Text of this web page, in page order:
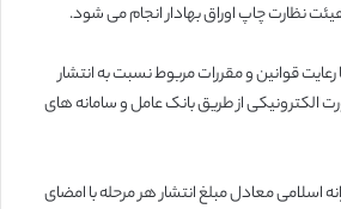
نظارت چاپ اوراق بهادار انجام می شود.
با رعایت قوانین و مقررات مربوط نسبت به انتشار
الکترونیکی از طریق بانک عامل و سامانه های
اسلامی معادل مبلغ انتشار هر مرحله با امضای